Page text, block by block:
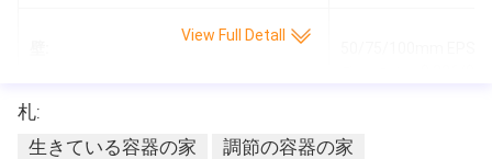
窓:
View Full Detall
札:
生きている容器の家
調節の容器の家